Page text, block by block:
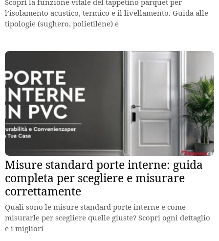
Scopri la funzione vitale del tappetino parquet per
l’isolamento acustico, termico e il livellamento. Guida alle
tipologie (sughero, polietilene) e
Misure standard porte interne: guida
completa per scegliere e misurare
correttamente
Quali sono le misure standard porte interne e come
misurarle per scegliere quelle giuste? Scopri ogni dettaglio
e i migliori